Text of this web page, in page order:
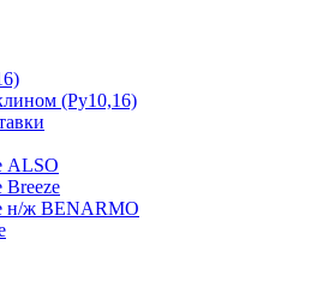
(Ру10,16)
ALSO
н/ж BENARMO